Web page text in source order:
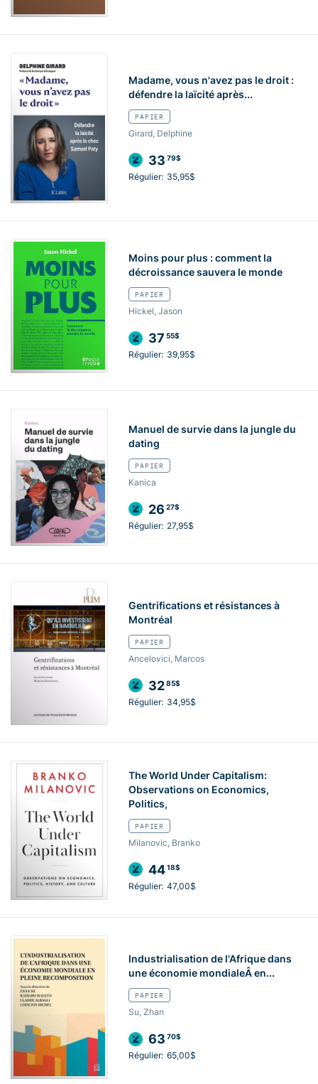
Madame, vous n'avez pas le droit :
défendre la laïcité après...
PAPIER
Girard, Delphine
33 79$
Régulier: 35,95$
Moins pour plus : comment la
décroissance sauvera le monde
PAPIER
Hickel, Jason
37 55$
Régulier: 39,95$
Manuel de survie dans la jungle du
dating
PAPIER
Kanica
26 27$
Régulier: 27,95$
Gentrifications et résistances à
Montréal
PAPIER
Ancelovici, Marcos
3285$
Régulier: 34,95$
The World Under Capitalism:
Observations on Economics,
Politics,
PAPIER
Milanovic, Branko
4418$
Régulier: 47,00$
Industrialisation de l'Afrique dans
une économie mondialeÂ en...
PAPIER
Su, Zhan
63 70$
Régulier: 65,00$